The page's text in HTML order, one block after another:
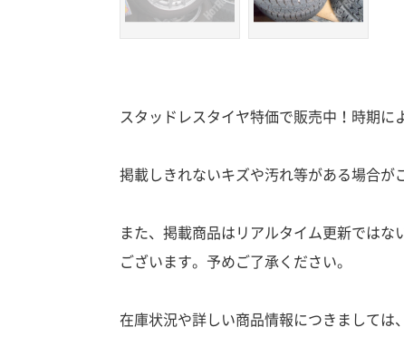
スタッドレスタイヤ特価で販売中！時期に
掲載しきれないキズや汚れ等がある場合が
また、掲載商品はリアルタイム更新では
ございます。予めご了承ください。
在庫状況や詳しい商品情報につきましては